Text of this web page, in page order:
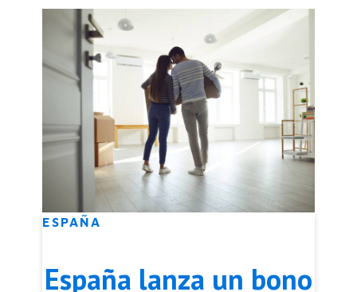
ESPAÑA
España lanza un bono